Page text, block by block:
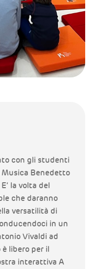
con gli studenti
Benedetto
la volta del
che daranno
versatilità di
in un
Vivaldi ad
è libero per il
interattiva A